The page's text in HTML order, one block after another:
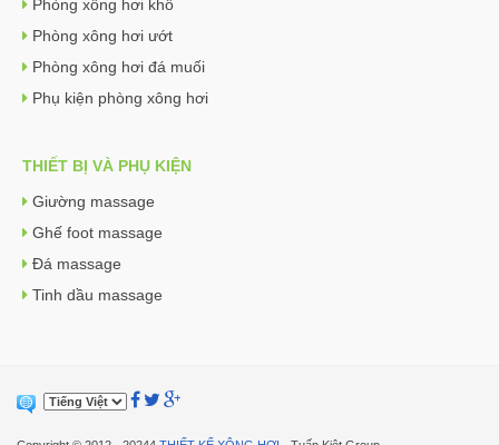
Phòng xông hơi khô
Phòng xông hơi ướt
Phòng xông hơi đá muối
Phụ kiện phòng xông hơi
THIẾT BỊ VÀ PHỤ KIỆN
Giường massage
Ghế foot massage
Đá massage
Tinh dầu massage